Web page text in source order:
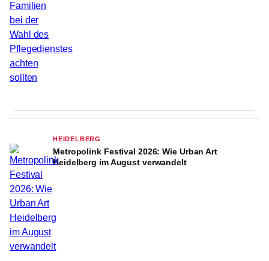
HEIDELBERG
Metropolink Festival 2026: Wie Urban Art
Heidelberg im August verwandelt